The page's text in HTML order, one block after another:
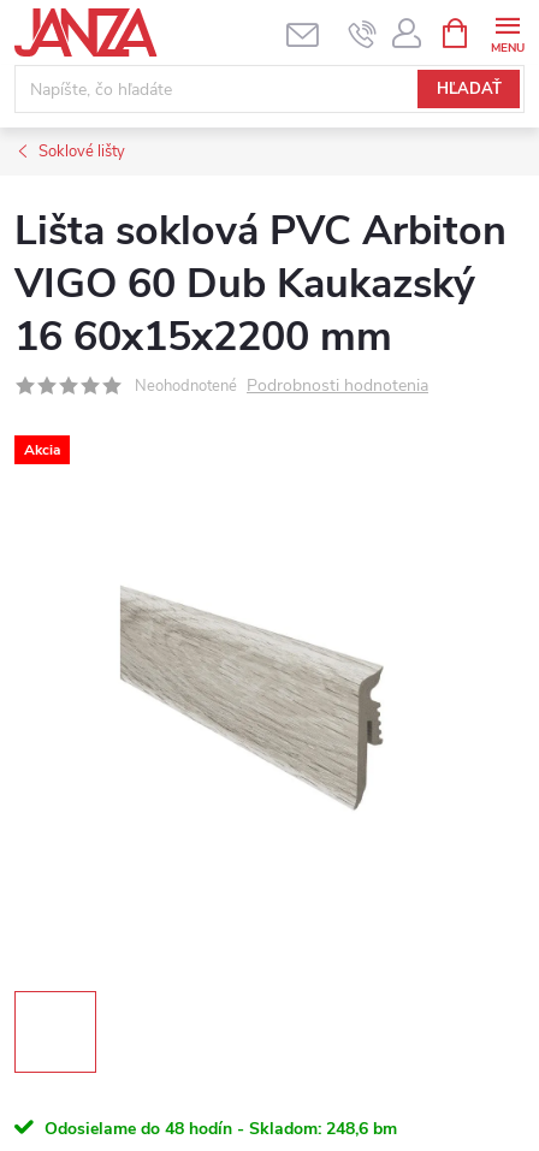
Prejsť na obsah
HĽADAŤ
Soklové lišty
Lišta soklová PVC Arbiton
VIGO 60 Dub Kaukazský
16 60x15x2200 mm
Neohodnotené Podrobnosti hodnotenia
Akcia
Odosielame do 48 hodín - Skladom: 248,6 bm